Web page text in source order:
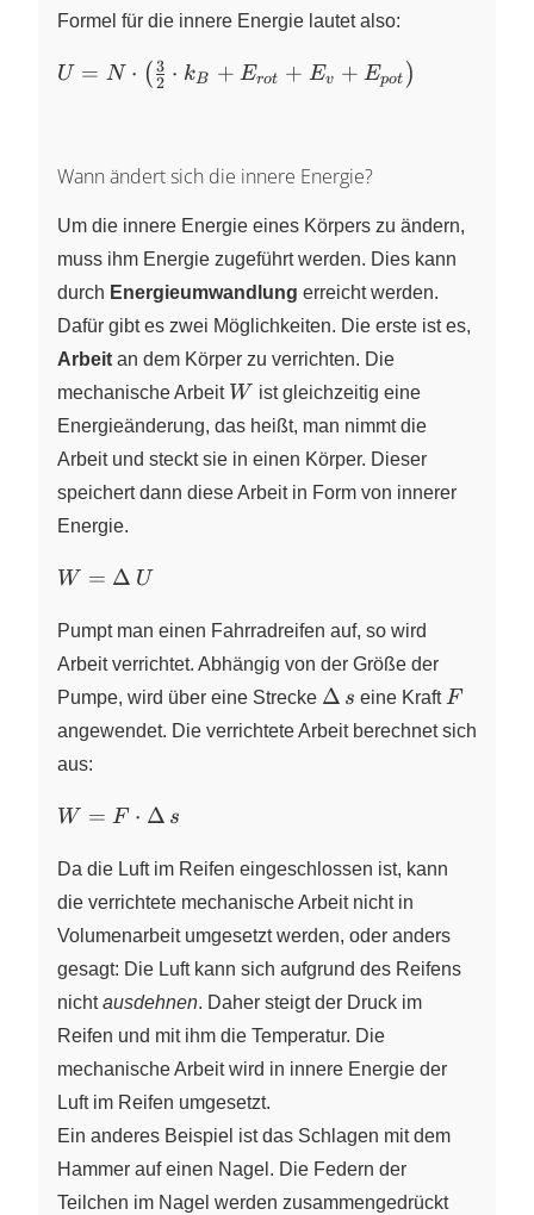
Formel für die innere Energie lautet also:
U = N
{2}
k_B +
E_{rot}
+ E_v
+
E_{pot}
\right)
U = N ⋅ ( 2
3 ⋅ kB + Erot + Ev + Epot )
Wann ändert sich die innere Energie?
Um die innere Energie eines Körpers zu ändern,
muss ihm Energie zugeführt werden. Dies kann
durch Energieumwandlung erreicht werden.
Dafür gibt es zwei Möglichkeiten. Die erste ist es,
Arbeit an dem Körper zu verrichten. Die
mechanische Arbeit W
W ist gleichzeitig eine
Energieänderung, das heißt, man nimmt die
Arbeit und steckt sie in einen Körper. Dieser
speichert dann diese Arbeit in Form von innerer
Energie.
W
W = Δ U
Pumpt man einen Fahrradreifen auf, so wird
Arbeit verrichtet. Abhängig von der Größe der
Pumpe, wird über eine Strecke \Delta\,s
Δ s eine Kraft F
F
angewendet. Die verrichtete Arbeit berechnet sich
aus:
W = F
\Delta\,s
W = F ⋅ Δ s
Da die Luft im Reifen eingeschlossen ist, kann
die verrichtete mechanische Arbeit nicht in
Volumenarbeit umgesetzt werden, oder anders
gesagt: Die Luft kann sich aufgrund des Reifens
nichtausdehnen. Daher steigt der Druck im
Reifen und mit ihm die Temperatur. Die
mechanische Arbeit wird in innere Energie der
Luft im Reifen umgesetzt.
Ein anderes Beispiel ist das Schlagen mit dem
Hammer auf einen Nagel. Die Federn der
Teilchen im Nagel werden zusammengedrückt